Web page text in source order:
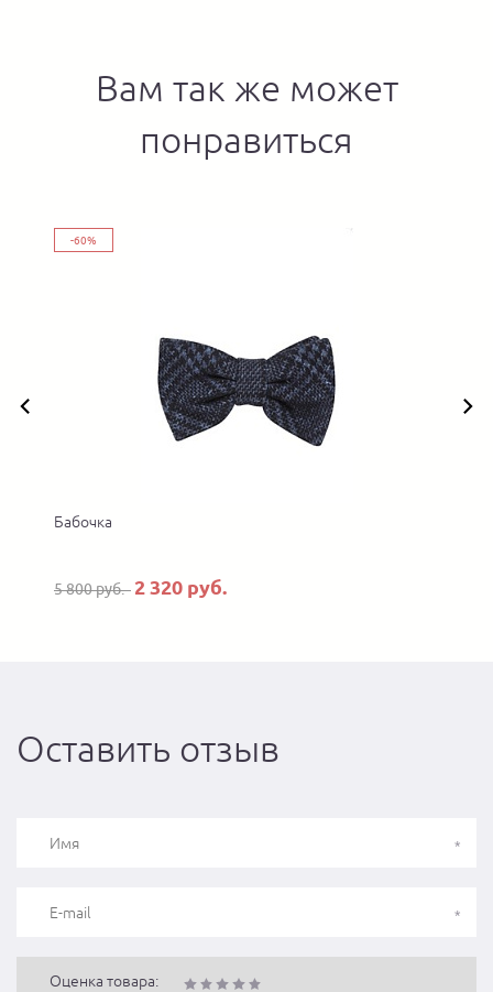
Вам так же может
понравиться
-60%
Бабочка
5 800 руб. 2 320 руб.
Оставить отзыв
Оценка товара: